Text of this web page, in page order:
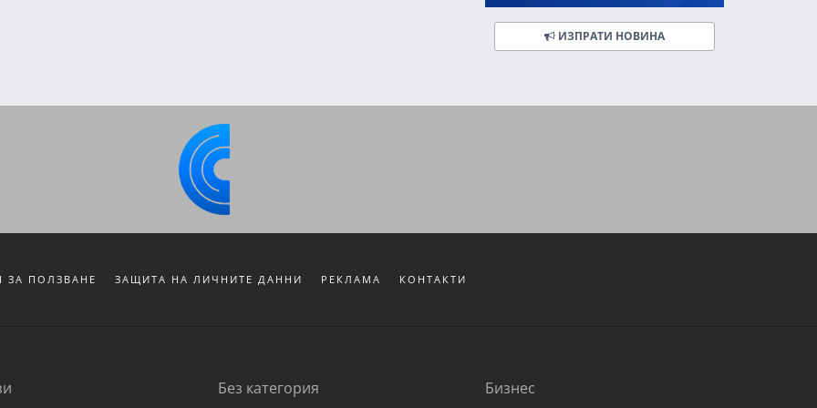
ИЗПРАТИ НОВИНА
ЗА ПОЛЗВАНЕ ЗАЩИТА НА ЛИЧНИТЕ ДАННИ РЕКЛАМА КОНТАКТИ
Без категория Бизнес